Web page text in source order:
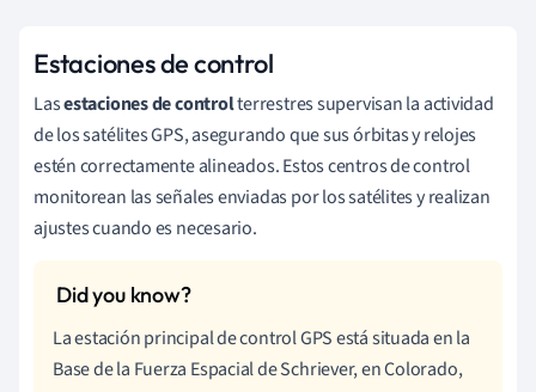
Estaciones de control
Lasestaciones de controlterrestres supervisan la actividad
de los satélites GPS, asegurando que sus órbitas y relojes
estén correctamente alineados. Estos centros de control
monitorean las señales enviadas por los satélites y realizan
ajustes cuando es necesario.
La estación principal de control GPS está situada en la
Base de la Fuerza Espacial de Schriever, en Colorado,